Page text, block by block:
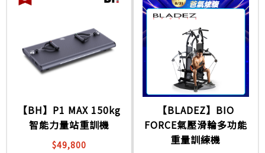
【BH】P1 MAX 150kg
智能力量站重訓機
$49,800
【BLADEZ】BIO
FORCE氣壓滑輪多功能
重量訓練機